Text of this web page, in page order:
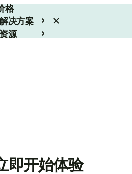
格
解决方案
资源
即开始体验